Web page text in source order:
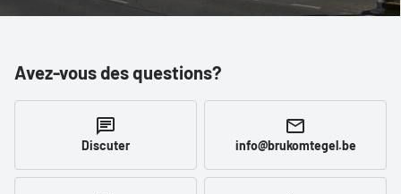
Avez-vous des questions?
Discuter info@brukomtegel.be